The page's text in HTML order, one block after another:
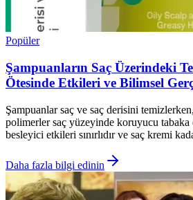
Popüler
Şampuanların Saç Üzerindeki
Ötesinde Etkileri ve Bilimsel
Şampuanlar saç ve saç derisini
polimerler saç yüzeyinde koruyucu
besleyici etkileri sınırlıdır ve saç kremi
Daha fazla bilgi edinin